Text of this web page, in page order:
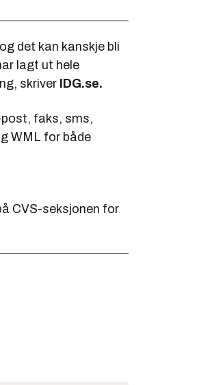
det kan kanskje bli
lagt ut hele
skriver
IDG.se.
post, faks, sms,
WML for både
CVS-seksjonen for